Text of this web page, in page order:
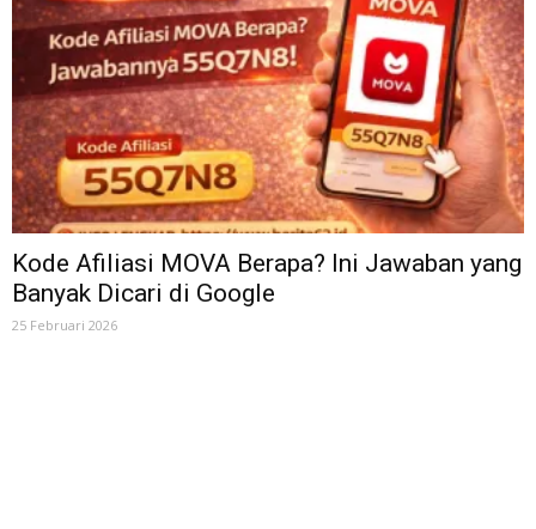
Kode Afiliasi MOVA Berapa? Ini Jawaban yang
Banyak Dicari di Google
25 Februari 2026